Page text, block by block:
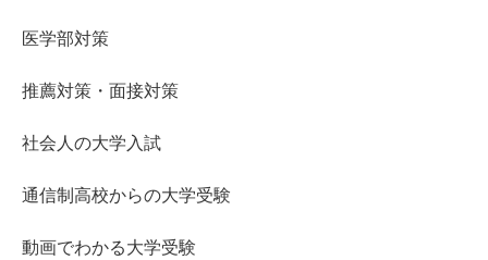
医学部対策
推薦対策・面接対策
社会人の大学入試
通信制高校からの大学受験
動画でわかる大学受験